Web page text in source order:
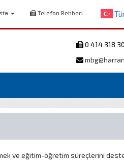
Telefon Rehberi
0 414 318
ve eğitim-öğretim süreçlerini